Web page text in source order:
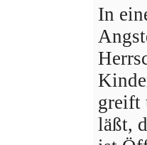
In
greift
läßt,